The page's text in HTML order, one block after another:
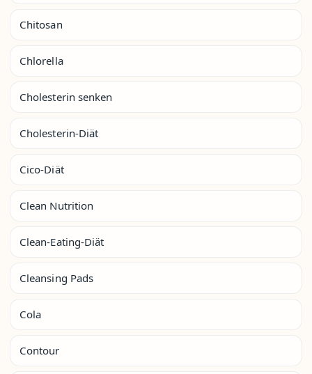
Chitosan
Chlorella
Cholesterin senken
Cholesterin-Diät
Cico-Diät
Clean Nutrition
Clean-Eating-Diät
Cleansing Pads
Cola
Contour